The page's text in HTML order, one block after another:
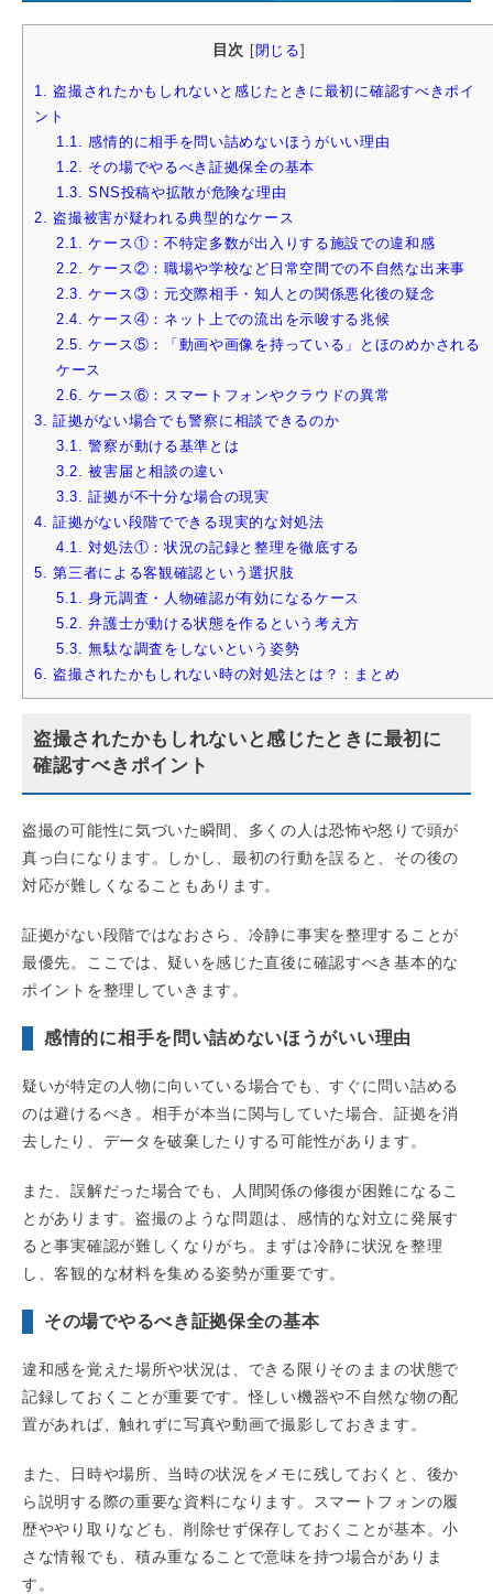
目次 閉じる
1. 盗撮されたかもしれないと感じたときに最初に確認すべきポイ
ント
1.1. 感情的に相手を問い詰めないほうがいい理由
1.2. その場でやるべき証拠保全の基本
1.3. SNS投稿や拡散が危険な理由
2. 盗撮被害が疑われる典型的なケース
2.1. ケース①：不特定多数が出入りする施設での違和感
2.2. ケース②：職場や学校など日常空間での不自然な出来事
2.3. ケース③：元交際相手・知人との関係悪化後の疑念
2.4. ケース④：ネット上での流出を示唆する兆候
2.5. ケース⑤：「動画や画像を持っている」とほのめかされる
ケース
2.6. ケース⑥：スマートフォンやクラウドの異常
3. 証拠がない場合でも警察に相談できるのか
3.1. 警察が動ける基準とは
3.2. 被害届と相談の違い
3.3. 証拠が不十分な場合の現実
4. 証拠がない段階でできる現実的な対処法
4.1. 対処法①：状況の記録と整理を徹底する
5. 第三者による客観確認という選択肢
5.1. 身元調査・人物確認が有効になるケース
5.2. 弁護士が動ける状態を作るという考え方
5.3. 無駄な調査をしないという姿勢
6. 盗撮されたかもしれない時の対処法とは？：まとめ
盗撮されたかもしれないと感じたときに最初に
確認すべきポイント
盗撮の可能性に気づいた瞬間、多くの人は恐怖や怒りで頭が
真っ白になります。しかし、最初の行動を誤ると、その後の
対応が難しくなることもあります。
証拠がない段階ではなおさら、冷静に事実を整理することが
最優先。ここでは、疑いを感じた直後に確認すべき基本的な
ポイントを整理していきます。
感情的に相手を問い詰めないほうがいい理由
疑いが特定の人物に向いている場合でも、すぐに問い詰める
のは避けるべき。相手が本当に関与していた場合、証拠を消
去したり、データを破棄したりする可能性があります。
また、誤解だった場合でも、人間関係の修復が困難になるこ
とがあります。盗撮のような問題は、感情的な対立に発展す
ると事実確認が難しくなりがち。まずは冷静に状況を整理
し、客観的な材料を集める姿勢が重要です。
その場でやるべき証拠保全の基本
違和感を覚えた場所や状況は、できる限りそのままの状態で
記録しておくことが重要です。怪しい機器や不自然な物の配
置があれば、触れずに写真や動画で撮影しておきます。
また、日時や場所、当時の状況をメモに残しておくと、後か
ら説明する際の重要な資料になります。スマートフォンの履
歴ややり取りなども、削除せず保存しておくことが基本。小
さな情報でも、積み重なることで意味を持つ場合がありま
す。